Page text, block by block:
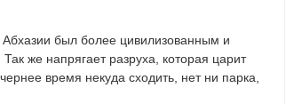
был более цивилизованным и
же напрягает разруха, которая царит
время некуда сходить, нет ни парка,